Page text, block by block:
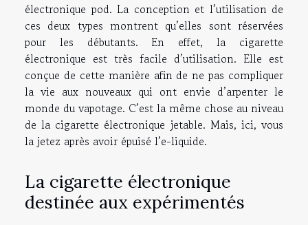
électronique pod. La conception et l’utilisation de
ces deux types montrent qu’elles sont réservées
pour les débutants. En effet, la cigarette
électronique est très facile d’utilisation. Elle est
conçue de cette manière afin de ne pas compliquer
la vie aux nouveaux qui ont envie d’arpenter le
monde du vapotage. C’est la même chose au niveau
de la cigarette électronique jetable. Mais, ici, vous
la jetez après avoir épuisé l’e-liquide.
La cigarette électronique
destinée aux expérimentés